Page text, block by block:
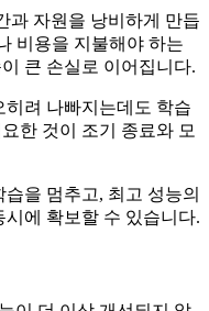
과 자원을 낭비하게 만듭
비용을 지불해야 하는
큰 손실로 이어집니다.
려 나빠지는데도 학습
한 것이 조기 종료와 모
을 멈추고, 최고 성능의
에 확보할 수 있습니다.